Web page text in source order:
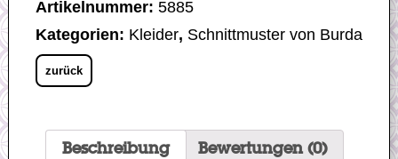
Artikelnummer: 5885
Kategorien: Kleider, Schnittmuster von Burda
zurück
Beschreibung Bewertungen (0)